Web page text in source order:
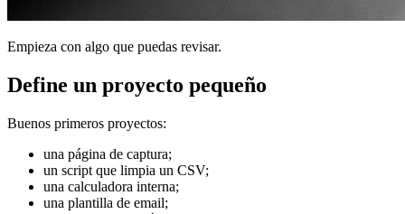
Empieza con algo que puedas revisar.
Define un proyecto pequeño
Buenos primeros proyectos:
una página de captura;
un script que limpia un CSV;
una calculadora interna;
una plantilla de email;